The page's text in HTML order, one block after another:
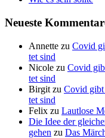
Neu­es­te
Annette zu Covid
tet sind
Nicole zu Covid
tet sind
Birgit zu Covid
tet sind
Felix zu Laut­lo­se
Die Idee der
gehen zu Das